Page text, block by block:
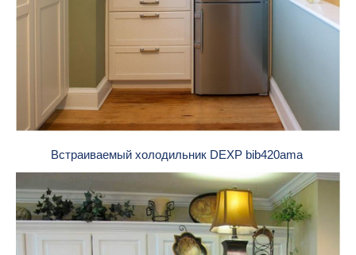
Встраиваемый холодильник DEXP bib420ama